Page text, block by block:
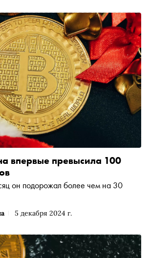
5 декабря 2024 г.
впервые превысила 100
он подорожал более чем на 30